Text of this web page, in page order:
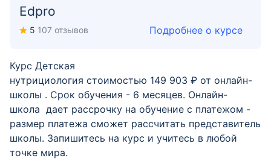
Edpro
5 107 отзывов Подробнее о курсе
Курс Детская
нутрициология стоимостью 149 903 ₽ от онлайн-
школы . Срок обучения - 6 месяцев. Онлайн-
школа дает рассрочку на обучение с платежом -
размер платежа сможет рассчитать представитель
школы. Запишитесь на курс и учитесь в любой
точке мира.